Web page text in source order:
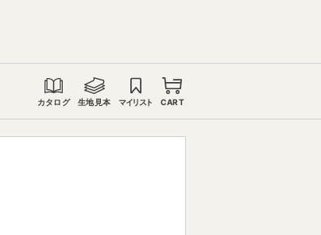
カタログ 生地見本 マイリスト CART